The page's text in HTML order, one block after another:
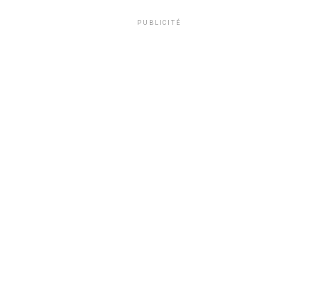
PUBLICITÉ